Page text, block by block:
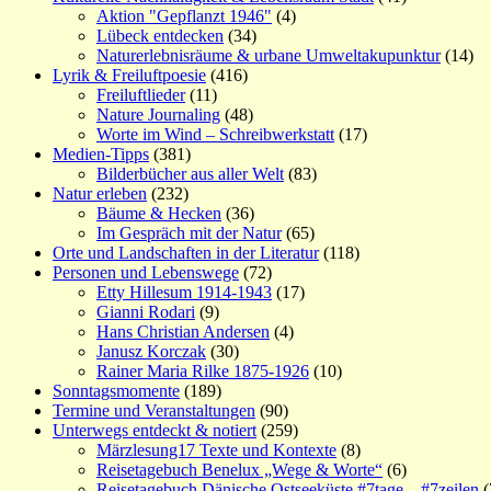
Aktion "Gepflanzt 1946" (4)
Lübeck entdecken (34)
Naturerlebnisräume & urbane Umweltakupunktur(14)
Lyrik & Freiluftpoesie (416)
Freiluftlieder(11)
Nature Journaling (48)
Worte im Wind – Schreibwerkstatt (17)
Medien-Tipps (381)
Bilderbücher aus aller Welt (83)
Natur erleben (232)
Bäume & Hecken (36)
Im Gespräch mit der Natur(65)
Orte und Landschaften in der Literatur(118)
Personen und Lebenswege (72)
Etty Hillesum 1914-1943 (17)
Gianni Rodari (9)
Hans Christian Andersen (4)
Janusz Korczak (30)
Rainer Maria Rilke 1875-1926 (10)
Sonntagsmomente (189)
Termine und Veranstaltungen (90)
Unterwegs entdeckt & notiert (259)
Märzlesung17 Texte und Kontexte (8)
Reisetagebuch Benelux „Wege & Worte“ (6)